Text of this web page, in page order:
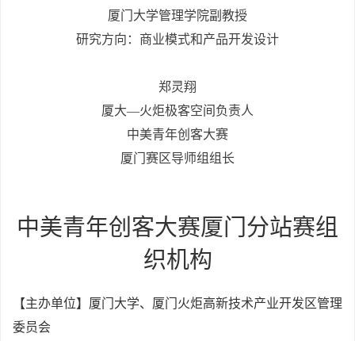
厦门大学管理学院副教授
研究方向：商业模式和产品开发设计
郑灵翔
厦大—火炬极客空间负责人
中美青年创客大赛
厦门赛区导师组组长
中美青年创客大赛厦门分站赛组
织机构
【主办单位】厦门大学、厦门火炬高新技术产业开发区管理
委员会